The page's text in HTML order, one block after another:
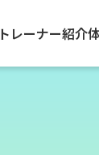
トレーナー紹介